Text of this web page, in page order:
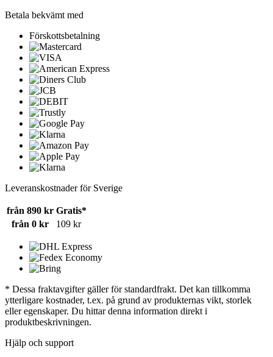
Betala bekvämt med
Förskottsbetalning
Leveranskostnader för Sverige
från 890 kr Gratis*
från 0 kr
109 kr
* Dessa fraktavgifter gäller för standardfrakt. Det kan tillkomma
ytterligare kostnader, t.ex. på grund av produkternas vikt, storlek
eller egenskaper. Du hittar denna information direkt i
produktbeskrivningen.
Hjälp och support